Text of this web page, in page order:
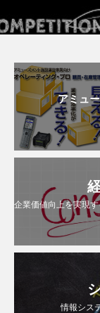
アミュ
企業価値向上を実現
情報シス